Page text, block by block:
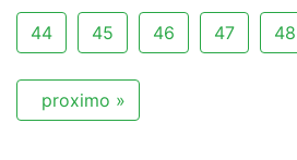
44 45 46 47 48
proximo »